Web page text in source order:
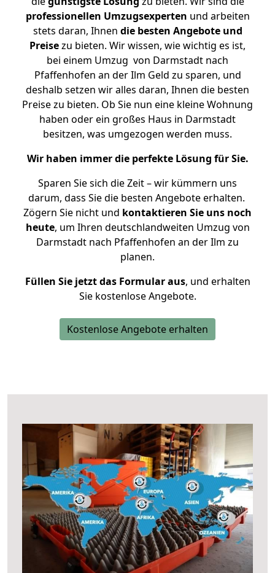
professionellen Umzugsexperten und arbeiten
stets daran, Ihnen die besten Angebote und
Preisezu bieten. Wir wissen, wie wichtig es ist,
bei einem Umzug von Darmstadt nach
Pfaffenhofen an der Ilm Geld zu sparen, und
deshalb setzen wir alles daran, Ihnen die besten
Preise zu bieten. Ob Sie nun eine kleine Wohnung
haben oder ein großes Haus in Darmstadt
besitzen, was umgezogen werden muss.
Wir haben immer die perfekte Lösung für Sie.
Sparen Sie sich die Zeit – wir kümmern uns
darum, dass Sie die besten Angebote erhalten.
Zögern Sie nicht und kontaktieren Sie uns noch
heute, um Ihren deutschlandweiten Umzug von
Darmstadt nach Pfaffenhofen an der Ilm zu
planen.
Füllen Sie jetzt das Formular aus, und erhalten
Sie kostenlose Angebote.
Kostenlose Angebote erhalten